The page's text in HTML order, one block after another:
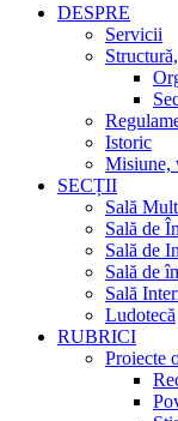
DESPRE
Servicii
Istoric
Misiune,
SECȚII
Sală
Sală de
Sală de
Sală de
Sală
Ludotecă
RUBRICI
Proiecte